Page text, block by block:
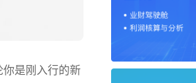
是刚入行的新